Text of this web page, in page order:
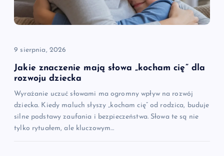
9 sierpnia, 2026
Jakie znaczenie mają słowa „kocham cię” dla
rozwoju dziecka
Wyrażanie uczuć słowami ma ogromny wpływ na rozwój
dziecka. Kiedy maluch słyszy „kocham cię” od rodzica, buduje
silne podstawy zaufania i bezpieczeństwa. Słowa te są nie
tylko rytuałem, ale kluczowym…